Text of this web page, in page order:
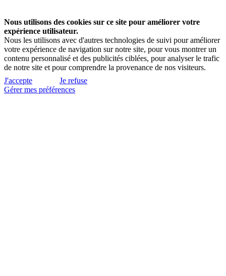
Nous utilisons des cookies sur ce site pour améliorer votre
expérience utilisateur.
Nous les utilisons avec d'autres technologies de suivi pour améliorer
votre expérience de navigation sur notre site, pour vous montrer un
contenu personnalisé et des publicités ciblées, pour analyser le trafic
de notre site et pour comprendre la provenance de nos visiteurs.
J'accepte
Je refuse
Gérer mes préférences